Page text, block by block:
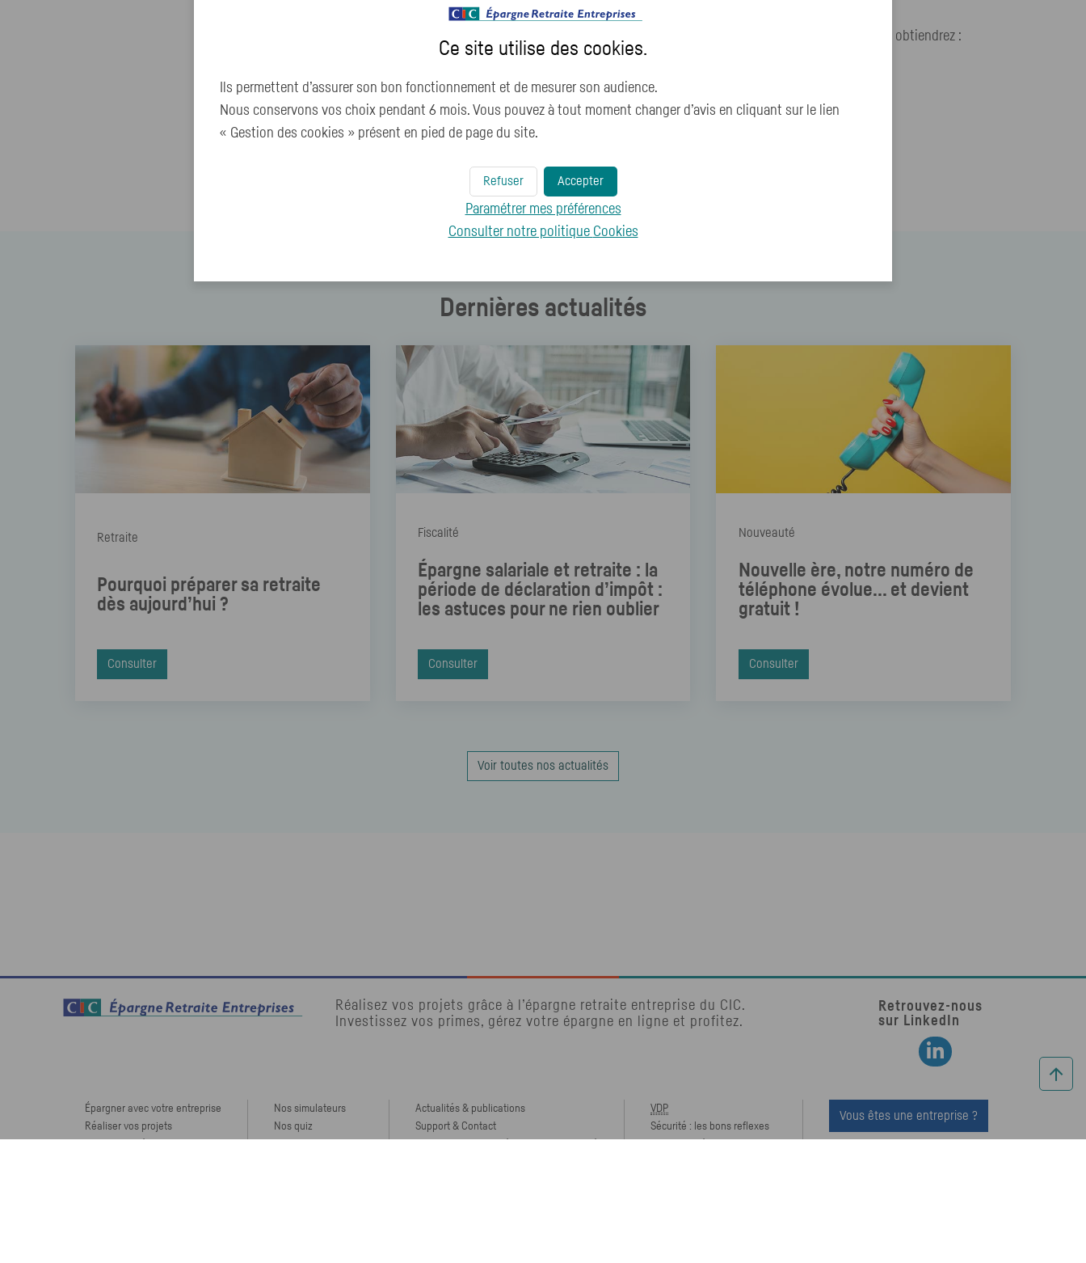
Et si vous faites un effort d’épargne supplémentaire, par exemple 25 € tous les mois, vous obtiendrez :
9 500 € au bout de 5 ans
21 000 € au bout de 10 ans
Dernières actualités
Retraite
Pourquoi préparer sa retraite
dès aujourd’hui ?
Consulter
Fiscalité
Épargne salariale et retraite : la
période de déclaration d’impôt :
les astuces pour ne rien oublier
Consulter
Nouveauté
Nouvelle ère, notre numéro de
téléphone évolue... et devient
gratuit !
Consulter
Voir toutes nos actualités
Réalisez vos projets grâce à l’épargne retraite entreprise du CIC.
Investissez vos primes, gérez votre épargne en ligne et profitez.
Retrouvez-nous
sur LinkedIn
Retrouvez-nous sur LinkedIn
Épargner avec votre entreprise
Réaliser vos projets
Nos simulateurs
Nos quiz
Actualités & publications
Support & Contact
VDP
Sécurité : les bons reflexes
Vous êtes une entreprise ?
Ce site utilise des cookies.
Ils permettent d’assurer son bon fonctionnement et de mesurer son audience.
Nous conservons vos choix pendant 6 mois. Vous pouvez à tout moment changer d’avis en cliquant sur le lien
« Gestion des cookies » présent en pied de page du site.
Accepter
Refuser
Paramétrer mes préférences
Consulter notre politique Cookies